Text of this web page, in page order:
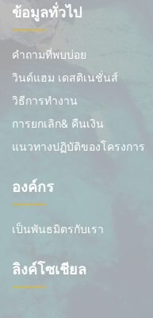
ข้อมูลทั่วไป
คำถามที่พบบ่อย
วินด์แฮม เดสติเนชั่นส์
วิธีการทำงาน
การยกเลิก& คืนเงิน
แนวทางปฏิบัติของโครงการ
องค์กร
เป็นพันธมิตรกับเรา
ลิงค์โซเชียล